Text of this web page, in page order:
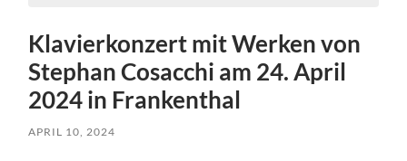
Klavierkonzert mit Werken von
Stephan Cosacchi am 24. April
2024 in Frankenthal
APRIL 10, 2024